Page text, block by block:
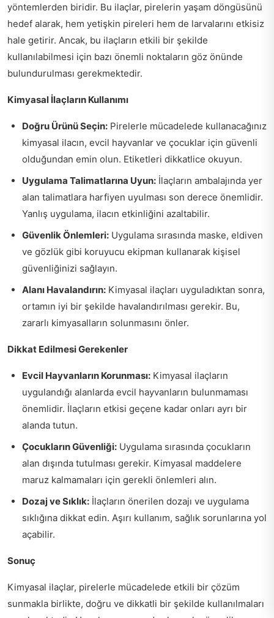
yöntemlerden biridir. Bu ilaçlar, pirelerin yaşam döngüsünü
hedef alarak, hem yetişkin pireleri hem de larvalarını etkisiz
hale getirir. Ancak, bu ilaçların etkili bir şekilde
kullanılabilmesi için bazı önemli noktaların göz önünde
bulundurulması gerekmektedir.
Kimyasal İlaçların Kullanımı
Doğru Ürünü Seçin: Pirelerle mücadelede kullanacağınız
kimyasal ilacın, evcil hayvanlar ve çocuklar için güvenli
olduğundan emin olun. Etiketleri dikkatlice okuyun.
Uygulama Talimatlarına Uyun: İlaçların ambalajında yer
alan talimatlara harfiyen uyulması son derece önemlidir.
Yanlış uygulama, ilacın etkinliğini azaltabilir.
Güvenlik Önlemleri: Uygulama sırasında maske, eldiven
ve gözlük gibi koruyucu ekipman kullanarak kişisel
güvenliğinizi sağlayın.
Alanı Havalandırın: Kimyasal ilaçları uyguladıktan sonra,
ortamın iyi bir şekilde havalandırılması gerekir. Bu,
zararlı kimyasalların solunmasını önler.
Dikkat Edilmesi Gerekenler
Evcil Hayvanların Korunması: Kimyasal ilaçların
uygulandığı alanlarda evcil hayvanların bulunmaması
önemlidir. İlaçların etkisi geçene kadar onları ayrı bir
alanda tutun.
Çocukların Güvenliği: Uygulama sırasında çocukların
alan dışında tutulması gerekir. Kimyasal maddelere
maruz kalmamaları için gerekli önlemleri alın.
Dozaj ve Sıklık: İlaçların önerilen dozajı ve uygulama
sıklığına dikkat edin. Aşırı kullanım, sağlık sorunlarına yol
açabilir.
Sonuç
Kimyasal ilaçlar, pirelerle mücadelede etkili bir çözüm
sunmakla birlikte, doğru ve dikkatli bir şekilde kullanılmaları